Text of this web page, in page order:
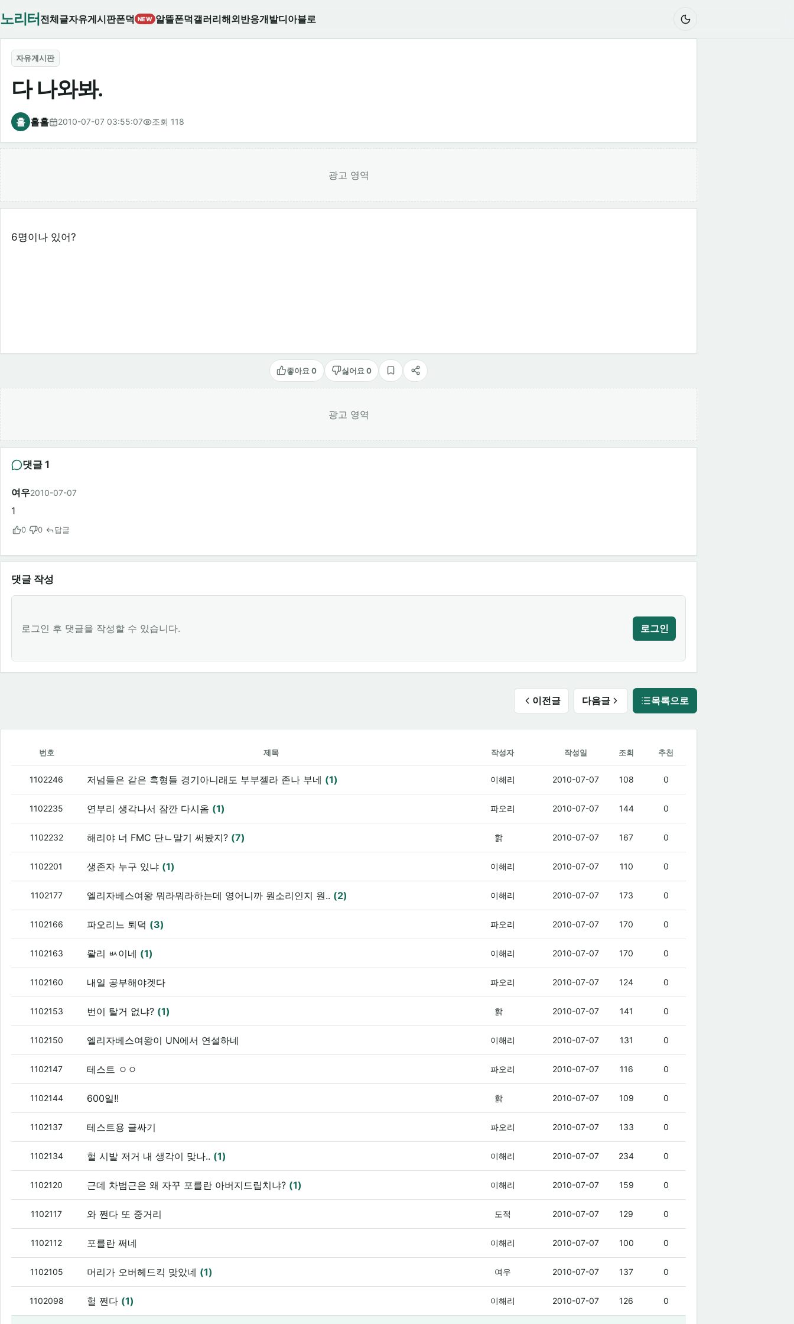
노리터 전체글자유게시판폰덕 NEW 알뜰폰덕갤러리해외반응개발디아블로
자유게시판
다 나와봐.
홀 홀홀 2010-07-07 03:55:07 조회 118
광고 영역
6명이나 있어?
좋아요 0 싫어요 0
스크랩공유
광고 영역
댓글 1
여우2010-07-07
1
0 0 답글
댓글 작성
로그인 후 댓글을 작성할 수 있습니다. 로그인
이전글 다음글 목록으로
번호 제목 작성자 작성일 조회 추천
1102246 저넘들은 같은 흑형들 경기아니래도 부부젤라 존나 부네 (1) 이해리 2010-07-07 108 0
1102235 연부리 생각나서 잠깐 다시옴 (1) 파오리 2010-07-07 144 0
1102232 해리야 너 FMC 단ㄴ말기 써봤지? (7) 핡 2010-07-07 167 0
1102201 생존자 누구 있냐 (1) 이해리 2010-07-07 110 0
1102177 엘리자베스여왕 뭐라뭐라하는데 영어니까 뭔소리인지 원.. (2) 이해리 2010-07-07 173 0
1102166 파오리느 퇴덕 (3) 파오리 2010-07-07 170 0
1102163 뢀리 ㅄ이네 (1) 이해리 2010-07-07 170 0
1102160 내일 공부해야겟다 파오리 2010-07-07 124 0
1102153 번이 탈거 없냐? (1) 핡 2010-07-07 141 0
1102150 엘리자베스여왕이 UN에서 연설하네 이해리 2010-07-07 131 0
1102147 테스트 ㅇㅇ 파오리 2010-07-07 116 0
1102144 600일!! 핡 2010-07-07 109 0
1102137 테스트용 글싸기 파오리 2010-07-07 133 0
1102134 헐 시발 저거 내 생각이 맞나.. (1) 이해리 2010-07-07 234 0
1102120 근데 차범근은 왜 자꾸 포를란 아버지드립치냐? (1) 이해리 2010-07-07 159 0
1102117 와 쩐다 또 중거리 도적 2010-07-07 129 0
1102112 포를란 쩌네 이해리 2010-07-07 100 0
1102105 머리가 오버헤드킥 맞았네 (1) 여우 2010-07-07 137 0
1102098 헐 쩐다 (1) 이해리 2010-07-07 126 0